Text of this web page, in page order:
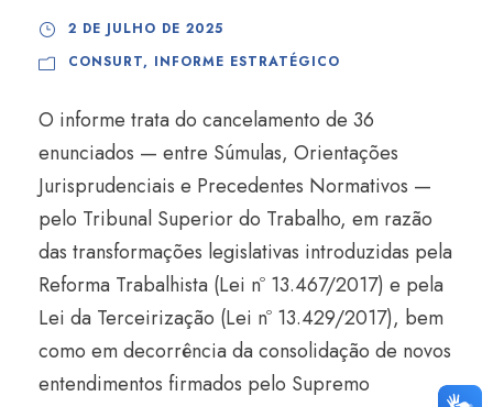
2 DE JULHO DE 2025
CONSURT, INFORME ESTRATÉGICO
O informe trata do cancelamento de 36
enunciados — entre Súmulas, Orientações
Jurisprudenciais e Precedentes Normativos —
pelo Tribunal Superior do Trabalho, em razão
das transformações legislativas introduzidas pela
Reforma Trabalhista (Lei nº 13.467/2017) e pela
Lei da Terceirização (Lei nº 13.429/2017), bem
como em decorrência da consolidação de novos
entendimentos firmados pelo Supremo